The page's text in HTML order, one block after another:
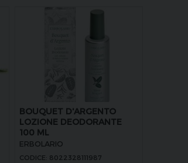
BOUQUET D'ARGENTO
LOZIONE DEODORANTE
100 ML
ERBOLARIO
CODICE: 8022328111987